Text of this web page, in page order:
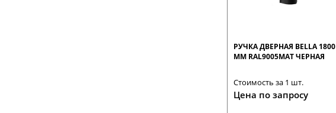
РУЧКА ДВЕРНАЯ BELLA 1800
ММ RAL9005MAT ЧЕРНАЯ
Стоимость за 1 шт.
Цена по запросу